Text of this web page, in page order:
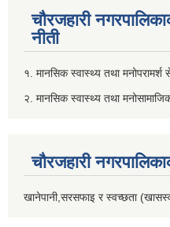
चौरजहारी
नीती
१. मानसिक स्वास्थ्य तथा मनोपरामर्श
२. मानसिक स्वास्थ्य तथा
चौरजहारी
खानेपानी,सरसफाइ र स्वच्छता